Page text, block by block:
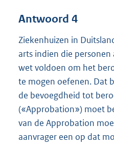
Antwoord 4
Ziekenhuizen in
arts indien die personen
wet voldoen om het
te mogen oefenen. Dat
de bevoegdheid tot
(«Approbation») moet
van de Approbation
aanvrager een op dat